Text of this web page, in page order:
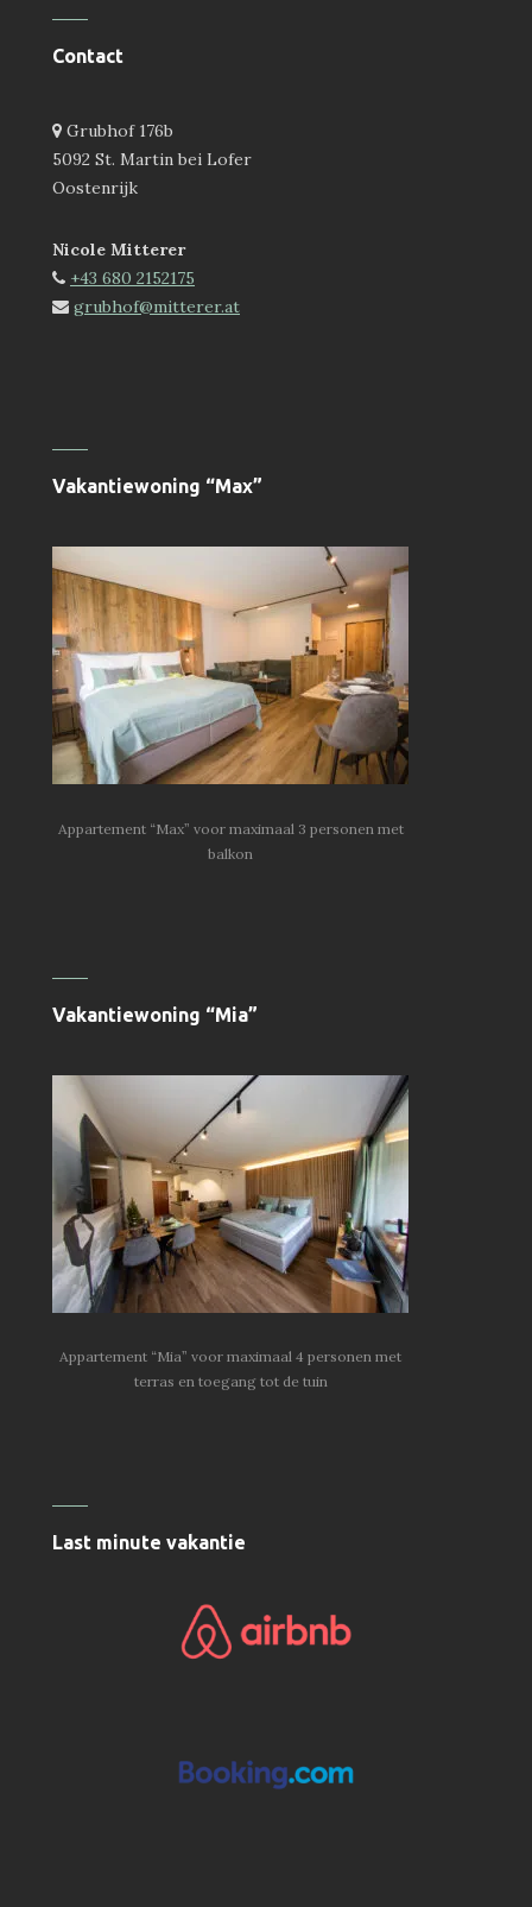
Contact
Grubhof 176b
5092 St. Martin bei Lofer
Oostenrijk
Nicole Mitterer
+43 680 2152175
grubhof@mitterer.at
Vakantiewoning “Max”
Appartement “Max” voor maximaal 3 personen met
balkon
Vakantiewoning “Mia”
Appartement “Mia” voor maximaal 4 personen met
terras en toegang tot de tuin
Last minute vakantie